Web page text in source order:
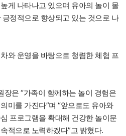
게 나타나고 있으며 유아의 놀이 몰
정적으로 향상되고 있는 것으로 나
와 운영을 바탕으로 청렴한 체험 프
은 “가족이 함께하는 놀이 경험은
미를 가진다”며 “앞으로도 유아와
프로그램을 확대해 건강한 놀이문
적으로 노력하겠다”고 밝혔다.